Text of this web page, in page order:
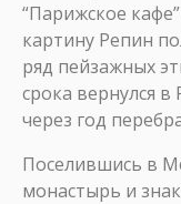
“Парижское
картину Репин
ряд пейзажных
срока вернулся в
через год
Поселившись в
монастырь и